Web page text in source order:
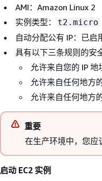
AMI：Amazon Linux 2
实例类型：
t2.micro
自动分配公有 IP：已启
具有以下三条规则的安
允许来自您的 IP 地
允许来自任何地方
允许来自任何地方
重要
在生产环境中，您应
启动 EC2 实例